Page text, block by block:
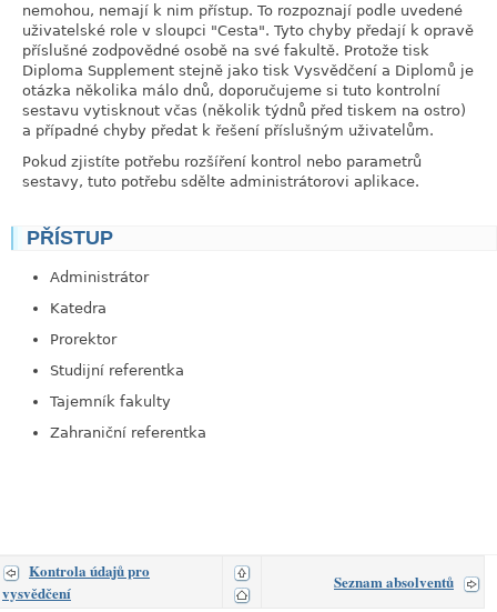
nemohou, nemají k nim přístup. To rozpoznají podle uvedené
uživatelské role v sloupci "Cesta". Tyto chyby předají k opravě
příslušné zodpovědné osobě na své fakultě. Protože tisk
Diploma Supplement stejně jako tisk Vysvědčení a Diplomů je
otázka několika málo dnů, doporučujeme si tuto kontrolní
sestavu vytisknout včas (několik týdnů před tiskem na ostro)
a případné chyby předat k řešení příslušným uživatelům.
Pokud zjistíte potřebu rozšíření kontrol nebo parametrů
sestavy, tuto potřebu sdělte administrátorovi aplikace.
PŘÍSTUP
Administrátor
Katedra
Prorektor
Studijní referentka
Tajemník fakulty
Zahraniční referentka
Kontrola údajů pro
vysvědčení
Seznam absolventů